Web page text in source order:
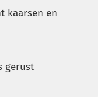
kaarsen en
gerust